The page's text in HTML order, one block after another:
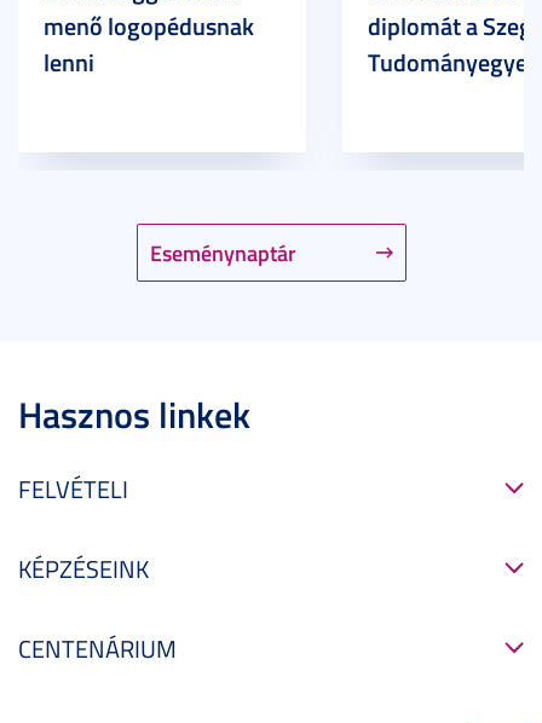
Eseménynaptár
menő logopédusnak
lenni
diplomát a
Hasznos linkek
FELVÉTELI
KÉPZÉSEINK
CENTENÁRIUM